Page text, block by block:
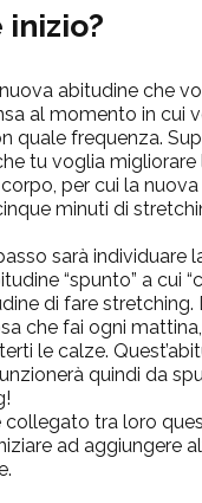
inizio?
abitudine che
al momento in cui
quale frequenza.
tu voglia migliorare
per cui la
minuti di
sarà individuare
“spunto” a cui
di fare stretching.
che fai ogni
le calze.
quindi da
collegato tra loro
ad aggiungere